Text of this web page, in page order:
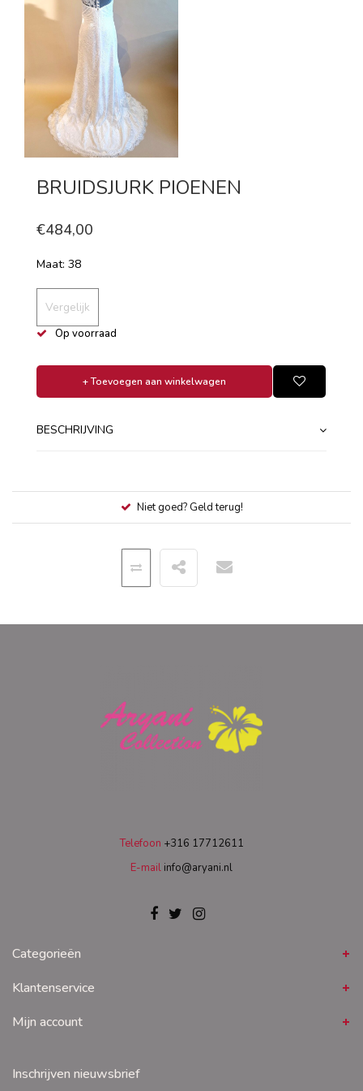
BRUIDSJURK PIOENEN
€484,00
Maat: 38
Vergelijk
Op voorraad
+ Toevoegen aan winkelwagen
BESCHRIJVING
Niet goed? Geld terug!
Telefoon +316 17712611
E-mail info@aryani.nl
Categorieën
Klantenservice
Mijn account
Inschrijven nieuwsbrief